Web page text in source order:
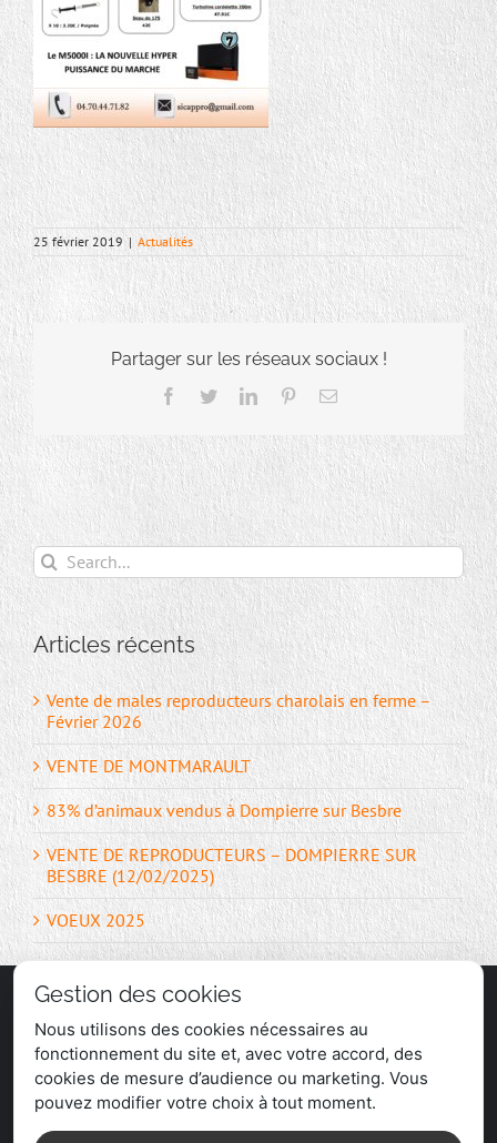
25 février 2019 | Actualités
Partager sur les réseaux sociaux !
Facebook
TwitterLinkedInPinterestEmail
Search
for:
Articles récents
Vente de males reproducteurs charolais en ferme –
Février 2026
VENTE DE MONTMARAULT
83% d’animaux vendus à Dompierre sur Besbre
VENTE DE REPRODUCTEURS – DOMPIERRE SUR
BESBRE (12/02/2025)
VOEUX 2025
Gestion des cookies
Nous utilisons des cookies nécessaires au
fonctionnement du site et, avec votre accord, des
cookies de mesure d’audience ou marketing. Vous
pouvez modifier votre choix à tout moment.